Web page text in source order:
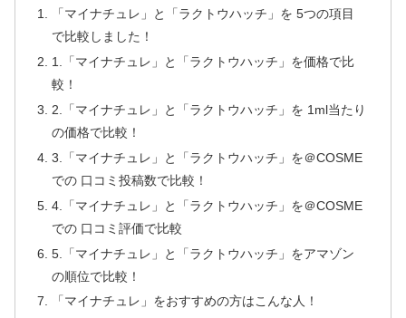
「マイナチュレ」と「ラクトウハッチ」を 5つの項目
で比較しました！
1.「マイナチュレ」と「ラクトウハッチ」を価格で比
較！
2.「マイナチュレ」と「ラクトウハッチ」を 1ml当たり
の価格で比較！
3.「マイナチュレ」と「ラクトウハッチ」を＠COSME
での 口コミ投稿数で比較！
4.「マイナチュレ」と「ラクトウハッチ」を＠COSME
での 口コミ評価で比較
5.「マイナチュレ」と「ラクトウハッチ」をアマゾン
の順位で比較！
「マイナチュレ」をおすすめの方はこんな人！